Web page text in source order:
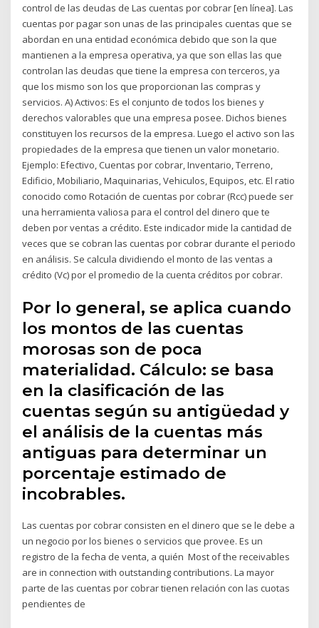
control de las deudas de Las cuentas por cobrar [en línea]. Las
cuentas por pagar son unas de las principales cuentas que se
abordan en una entidad económica debido que son la que
mantienen a la empresa operativa, ya que son ellas las que
controlan las deudas que tiene la empresa con terceros, ya
que los mismo son los que proporcionan las compras y
servicios. A) Activos: Es el conjunto de todos los bienes y
derechos valorables que una empresa posee. Dichos bienes
constituyen los recursos de la empresa. Luego el activo son las
propiedades de la empresa que tienen un valor monetario.
Ejemplo: Efectivo, Cuentas por cobrar, Inventario, Terreno,
Edificio, Mobiliario, Maquinarias, Vehiculos, Equipos, etc. El ratio
conocido como Rotación de cuentas por cobrar (Rcc) puede ser
una herramienta valiosa para el control del dinero que te
deben por ventas a crédito. Este indicador mide la cantidad de
veces que se cobran las cuentas por cobrar durante el periodo
en análisis. Se calcula dividiendo el monto de las ventas a
crédito (Vc) por el promedio de la cuenta créditos por cobrar.
Por lo general, se aplica cuando
los montos de las cuentas
morosas son de poca
materialidad. Cálculo: se basa
en la clasificación de las
cuentas según su antigüedad y
el análisis de la cuentas más
antiguas para determinar un
porcentaje estimado de
incobrables.
Las cuentas por cobrar consisten en el dinero que se le debe a
un negocio por los bienes o servicios que provee. Es un
registro de la fecha de venta, a quién Most of the receivables
are in connection with outstanding contributions. La mayor
parte de las cuentas por cobrar tienen relación con las cuotas
pendientes de